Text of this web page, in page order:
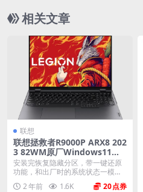
相关文章
联想
联想拯救者R9000P ARX8 202
3 82WM原厂Windows11家
庭中文版恢复镜像 原厂oem
系统
安装完恢复隐藏分区，带一键还原
功能，和出厂时的系统状态一模一
样。 机型(MTM)...
2 年前 1.6K 20